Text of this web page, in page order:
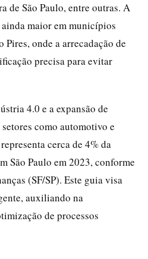
de São Paulo, entre outras. A
maior em municípios
Pires, onde a arrecadação de
precisa para evitar
4.0 e a expansão de
como automotivo e
cerca de 4% da
São Paulo em 2023, conforme
(SF/SP). Este guia visa
auxiliando na
de processos